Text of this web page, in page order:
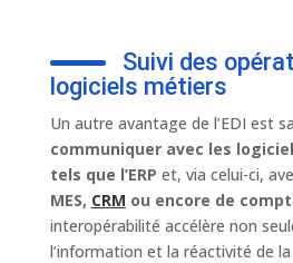
Suivi des
logiciels métiers
Un autre avantage de l’EDI est sa
communiquer avec les
tels que l’ERP et, via celui-ci,
MES, CRM ou encore de
interopérabilité accélère non
l’information et la réactivité de